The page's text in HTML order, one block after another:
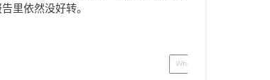
里依然没好转。